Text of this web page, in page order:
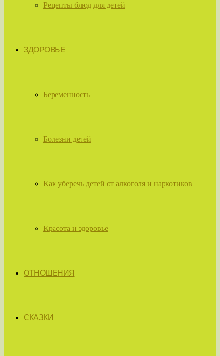
Рецепты блюд для детей
ЗДОРОВЬЕ
Беременность
Болезни детей
Как уберечь детей от алкоголя и наркотиков
Красота и здоровье
ОТНОШЕНИЯ
СКАЗКИ